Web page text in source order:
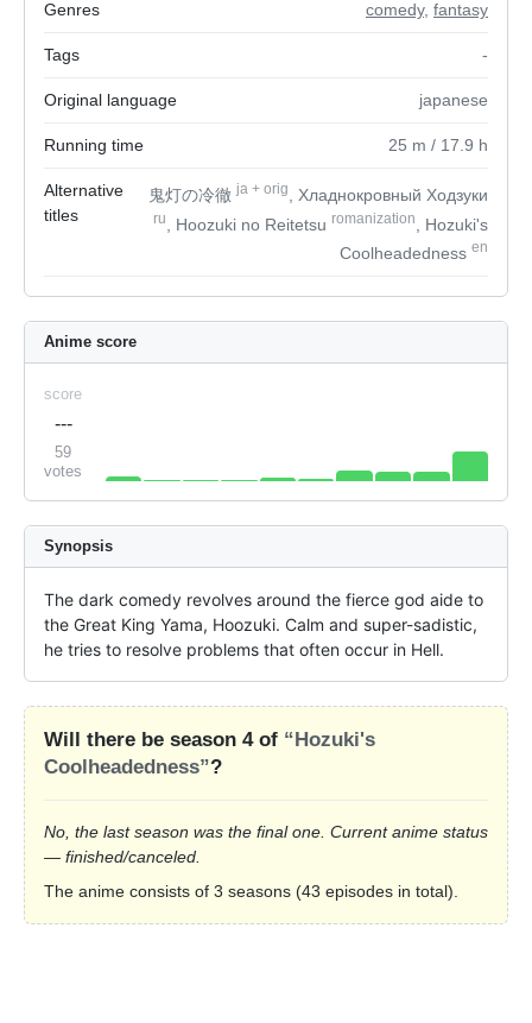
Genres comedy, fantasy
Tags -
Original language japanese
Running time 25 m / 17.9 h
Alternative
titles
鬼灯の冷徹ja + orig , Хладнокровный Ходзуки
ru , Hoozuki no Reitetsu romanization
, Hozuki's
Coolheadedness en
Anime score
score
---
59
votes
Synopsis
The dark comedy revolves around the fierce god aide to
the Great King Yama, Hoozuki. Calm and super-sadistic,
he tries to resolve problems that often occur in Hell.
Will there be season 4 of “Hozuki's
Coolheadedness”?
No, the last season was the final one. Current anime status
— finished/canceled.
The anime consists of 3 seasons (43 episodes in total).